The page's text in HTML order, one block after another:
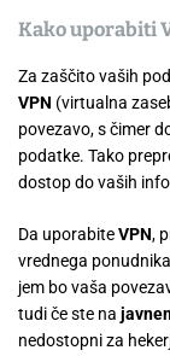
Kako uporabiti
Za zaščito vaših
VPN (virtualna
povezavo, s čimer
podatke. Tako
dostop do vaših
Da uporabiteVPN,
vrednega
jem bo vaša
tudi če ste na
nedostopni za